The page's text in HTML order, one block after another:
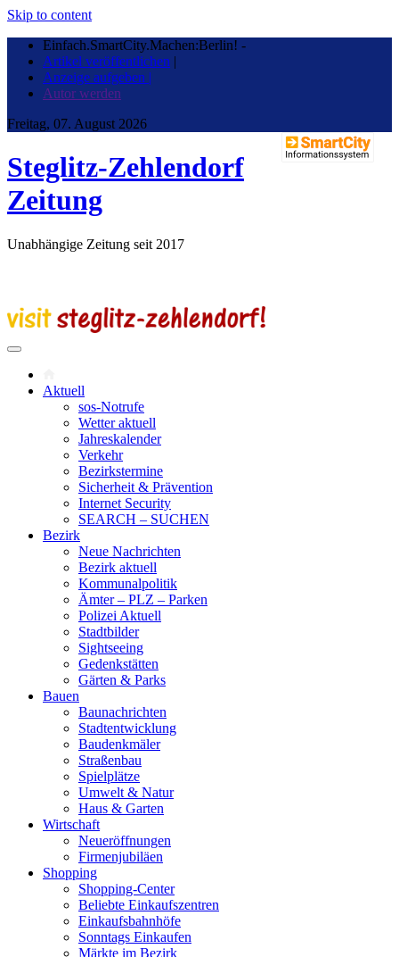
Skip to content
Einfach.SmartCity.Machen:Berlin! -
Artikel veröffentlichen |
Anzeige aufgeben |
Autor werden
Freitag, 07. August 2026
Steglitz-Zehlendorf
Zeitung
Unabhängige Zeitung seit 2017
Aktuell
sos-Notrufe
Wetter aktuell
Jahreskalender
Verkehr
Bezirkstermine
Sicherheit & Prävention
Internet Security
SEARCH – SUCHEN
Bezirk
Neue Nachrichten
Bezirk aktuell
Kommunalpolitik
Ämter – PLZ – Parken
Polizei Aktuell
Stadtbilder
Sightseeing
Gedenkstätten
Gärten & Parks
Bauen
Baunachrichten
Stadtentwicklung
Baudenkmäler
Straßenbau
Spielplätze
Umwelt & Natur
Haus & Garten
Wirtschaft
Neueröffnungen
Firmenjubiläen
Shopping
Shopping-Center
Beliebte Einkaufszentren
Einkaufsbahnhöfe
Sonntags Einkaufen
Märkte im Bezirk